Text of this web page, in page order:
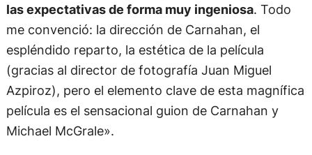
las expectativas de forma muy ingeniosa. Todo
me convenció: la dirección de Carnahan, el
espléndido reparto, la estética de la película
(gracias al director de fotografía Juan Miguel
Azpiroz), pero el elemento clave de esta magnífica
película es el sensacional guion de Carnahan y
Michael McGrale».